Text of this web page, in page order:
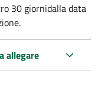
30 giornidalla data
allegare